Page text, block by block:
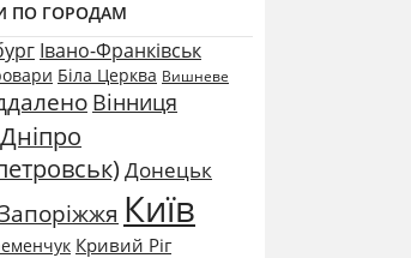
ПО ГОРОДАМ
Івано-Франківськ
Біла Церква Вишневе
Вінниця
Дніпро
Донецьк
Київ
Кривий Ріг